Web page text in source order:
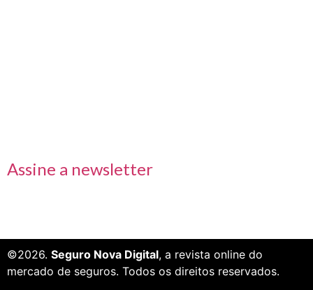
Assine a newsletter
©2026. Seguro Nova Digital, a revista online do
mercado de seguros. Todos os direitos reservados.